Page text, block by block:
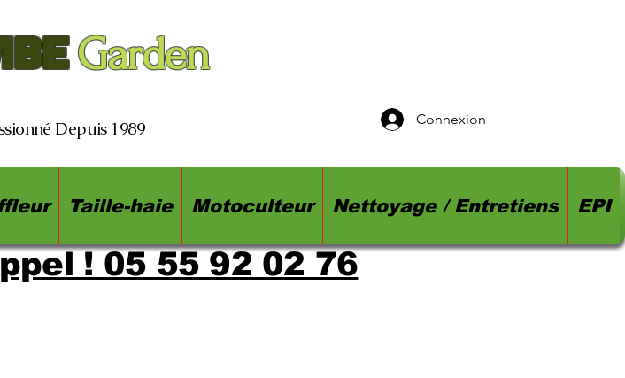
Garden
Depuis 1989 Connexion
Taille-haie Motoculteur Nettoyage / Entretiens EPI
! 05 55 92 02 76